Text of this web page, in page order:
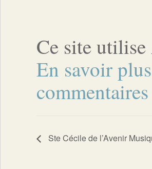
Ce site
En savoir
Ste Cécile de l’Avenir